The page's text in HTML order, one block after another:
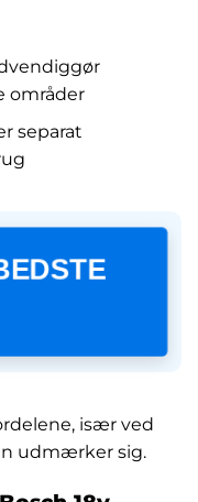
områder
separat
især ved
udmærker sig.